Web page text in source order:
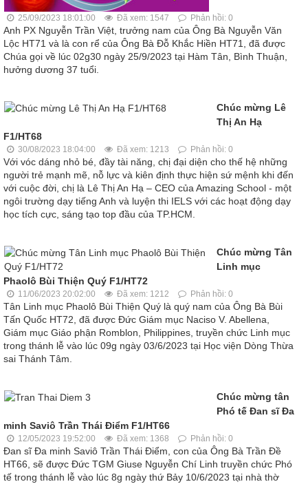
25/09/2023 18:01:00 Đã xem: 1547 Phản hồi: 0
Anh PX Nguyễn Trần Việt, trưởng nam của Ông Bà Nguyễn Văn
Lộc HT71 và là con rể của Ông Bà Đỗ Khắc Hiền HT71, đã được
Chúa gọi về lúc 02g30 ngày 25/9/2023 tại Hàm Tân, Bình Thuận,
hưởng dương 37 tuổi.
Chúc mừng Lê
Thị An Hạ
F1/HT68
30/08/2023 18:04:00 Đã xem: 1213 Phản hồi: 0
Với vóc dáng nhỏ bé, đầy tài năng, chị đại diện cho thế hệ những
người trẻ mạnh mẽ, nỗ lực và kiên định thực hiện sứ mệnh khi đến
với cuộc đời, chị là Lê Thị An Hạ – CEO của Amazing School - một
ngôi trường dạy tiếng Anh và luyện thi IELS với các hoạt động dạy
học tích cực, sáng tạo top đầu của TP.HCM.
Chúc mừng Tân
Linh mục
Phaolô Bùi Thiện Quý F1/HT72
11/06/2023 20:02:00 Đã xem: 1212 Phản hồi: 0
Tân Linh mục Phaolô Bùi Thiện Quý là quý nam của Ông Bà Bùi
Tấn Quốc HT72, đã được Đức Giám mục Naciso V. Abellena,
Giám mục Giáo phận Romblon, Philippines, truyền chức Linh mục
trong thánh lễ vào lúc 09g ngày 03/6/2023 tại Học viện Dòng Thừa
sai Thánh Tâm.
Chúc mừng tân
Phó tế Đan sĩ Đa
minh Saviô Trần Thái Điểm F1/HT66
12/05/2023 19:52:00 Đã xem: 1368 Phản hồi: 0
Đan sĩ Đa minh Saviô Trần Thái Điểm, con của Ông Bà Trần Đề
HT66, sẽ được Đức TGM Giuse Nguyễn Chí Linh truyền chức Phó
tế trong thánh lễ vào lúc 8g ngày thứ Bảy 10/6/2023 tại nhà thờ